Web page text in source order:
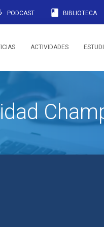
PODCAST book BIBLIOTECA
ACTIVIDADES